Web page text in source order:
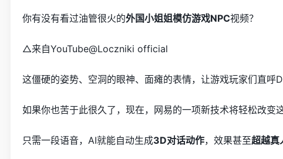
你有没有看过油管很火的外国小姐姐模仿游戏NPC视频？
△来自YouTube@Loczniki official
这僵硬的姿势、空洞的眼神、面瘫的表情，让游戏玩家们直呼
如果你也苦于此很久了，现在，网易的一项新技术将轻松改变这
只需一段语音，AI就能自动生成3D对话动作，效果甚至超越真